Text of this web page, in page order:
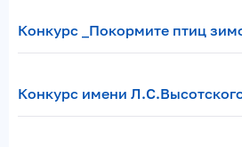
Конкурс _Покормите птиц
Конкурс имени